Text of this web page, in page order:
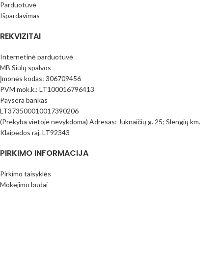
Parduotuvė
Išpardavimas
REKVIZITAI
Internetinė parduotuvė
MB Siūlų spalvos
Įmonės kodas: 306709456
PVM mok.k.: LT100016796413
Paysera bankas
LT373500010017390206
(Prekyba vietoje nevykdoma) Adresas: Juknaičių g. 25; Slengių km.
Klaipėdos raj. LT92343
PIRKIMO INFORMACIJA
Pirkimo taisyklės
Mokėjimo būdai